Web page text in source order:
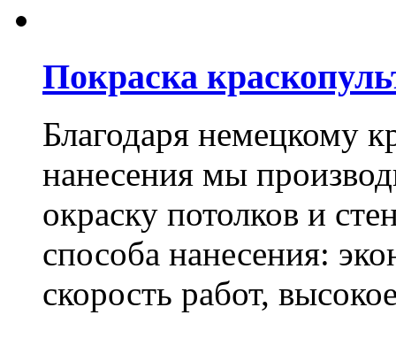
Покраска
Благодаря немецкому
нанесения мы
окраску потолков и
способа нанесения:
скорость работ,